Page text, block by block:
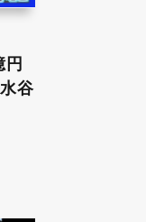
円
谷